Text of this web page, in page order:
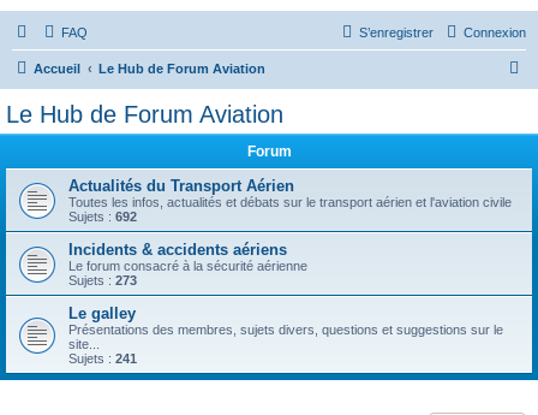
FAQ Connexion
S’enregistrer
Accueil Le Hub de Forum Aviation
e
Le Hub de Forum Aviation
Forum
Actualités du Transport Aérien
Toutes les infos, actualités et débats sur le transport aérien et l'aviation civile
Sujets : 692
Incidents & accidents aériens
Le forum consacré à la sécurité aérienne
Sujets : 273
Le galley
Présentations des membres, sujets divers, questions et suggestions sur le
site...
Sujets : 241